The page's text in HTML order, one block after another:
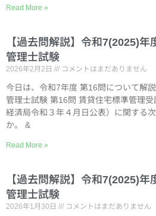
Read More »
【過去問解説】令和7(2025)
管理士試験
2026年2月2日 コメントはまだありません
今日は、令和7年度 第16問について解
管理士試験 第16問 賃貸住宅標準管理
経済局令和３年４月日公表）に関する
か。 &
Read More »
【過去問解説】令和7(2025)
管理士試験
2026年1月30日 コメントはまだありません